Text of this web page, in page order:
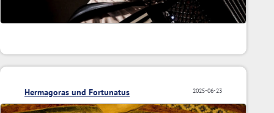
2025-06-23
Hermagoras und Fortunatus